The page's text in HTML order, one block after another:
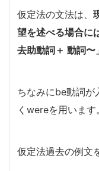
仮定法の文法は、
望を述べる場合に
去助動詞＋ 動詞〜
ちなみにbe動詞が
くwereを用います。
仮定法過去の例文